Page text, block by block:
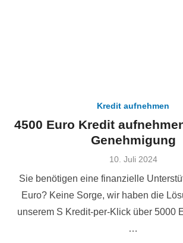
Kredit aufnehmen
4500 Euro Kredit
Genehmigung
Veröffentlicht
10. Juli 2024
Sie benötigen eine finanzielle
Euro? Keine Sorge, wir haben die
unserem S Kredit-per-Klick über 5000
…